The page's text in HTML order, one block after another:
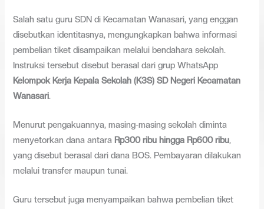
Salah satu guru SDN di Kecamatan Wanasari, yang enggan
disebutkan identitasnya, mengungkapkan bahwa informasi
pembelian tiket disampaikan melalui bendahara sekolah.
Instruksi tersebut disebut berasal dari grup WhatsApp
Kelompok Kerja Kepala Sekolah (K3S) SD Negeri Kecamatan
Wanasari.
Menurut pengakuannya, masing-masing sekolah diminta
menyetorkan dana antara Rp300 ribu hingga Rp600 ribu,
yang disebut berasal dari dana BOS. Pembayaran dilakukan
melalui transfer maupun tunai.
Guru tersebut juga menyampaikan bahwa pembelian tiket